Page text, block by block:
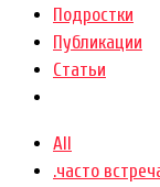
Подростки
Публикации
Статьи
All
.часто